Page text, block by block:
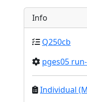
Info
Q250cb
pges05
Individual